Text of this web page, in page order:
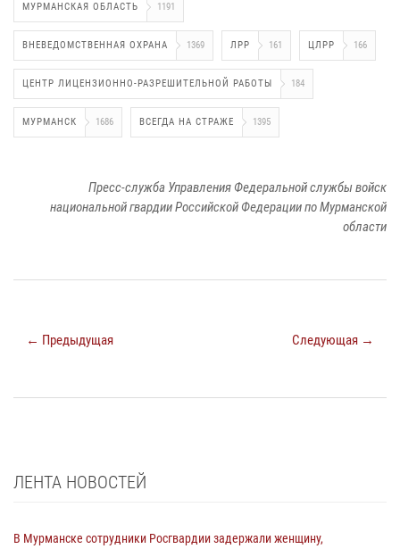
МУРМАНСКАЯ ОБЛАСТЬ 1191
ВНЕВЕДОМСТВЕННАЯ ОХРАНА 1369 ЛРР 161 ЦЛРР 166
ЦЕНТР ЛИЦЕНЗИОННО-РАЗРЕШИТЕЛЬНОЙ РАБОТЫ 184
МУРМАНСК 1686 ВСЕГДА НА СТРАЖЕ 1395
Пресс-служба Управления Федеральной службы войск
национальной гвардии Российской Федерации по Мурманской
области
← Предыдущая Следующая →
ЛЕНТА НОВОСТЕЙ
В Мурманске сотрудники Росгвардии задержали женщину,